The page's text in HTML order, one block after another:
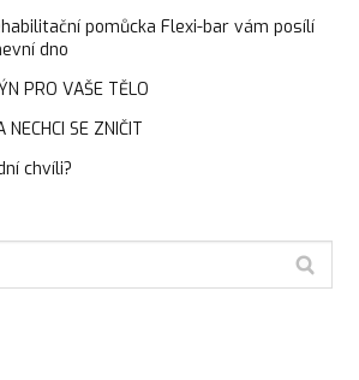
pomůcka Flexi-bar vám posílí
dno
PRO VAŠE TĚLO
NECHCI SE ZNIČIT
chvíli?